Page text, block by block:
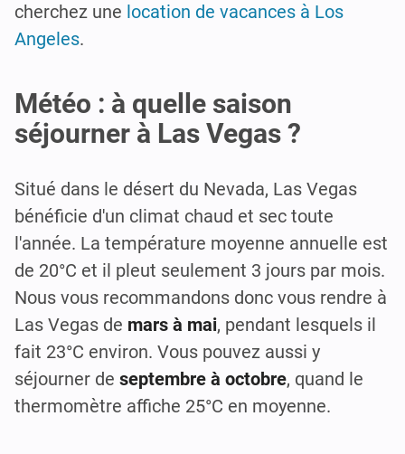
cherchez une location de vacances à Los
Angeles.
Météo : à quelle saison
séjourner à Las Vegas ?
Situé dans le désert du Nevada, Las Vegas
bénéficie d'un climat chaud et sec toute
l'année. La température moyenne annuelle est
de 20°C et il pleut seulement 3 jours par mois.
Nous vous recommandons donc vous rendre à
Las Vegas de mars à mai, pendant lesquels il
fait 23°C environ. Vous pouvez aussi y
séjourner de septembre à octobre, quand le
thermomètre affiche 25°C en moyenne.